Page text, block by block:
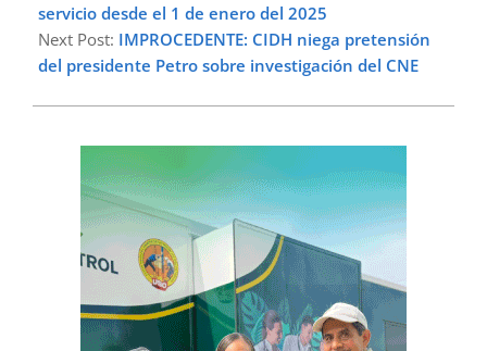
servicio desde el 1 de enero del 2025
Next Post: IMPROCEDENTE: CIDH niega pretensión
del presidente Petro sobre investigación del CNE